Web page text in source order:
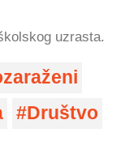
uzrasta.
Društvo